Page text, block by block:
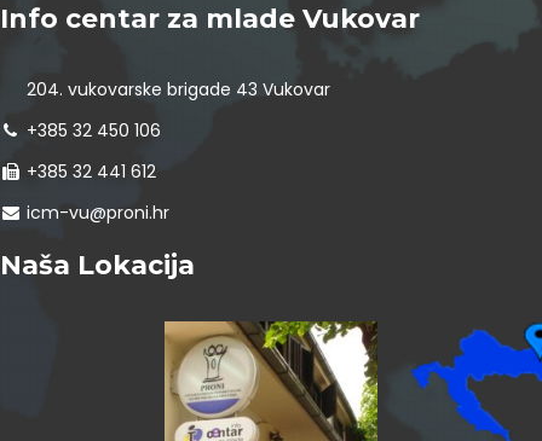
Info centar za mlade Vukovar
204. vukovarske brigade 43 Vukovar
+385 32 450 106
+385 32 441 612
icm-vu@proni.hr
Naša Lokacija